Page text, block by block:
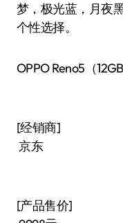
梦，极光蓝，月夜
个性选择。
OPPO Reno5（
[经销商]
京东
[产品售价]